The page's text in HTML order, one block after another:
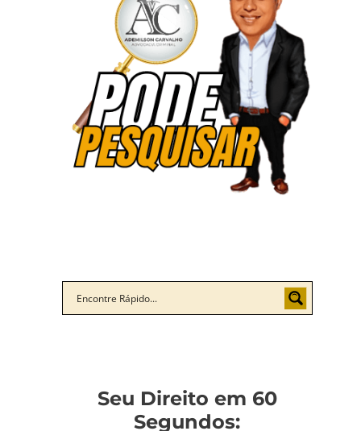
Seu Direito em 60
Segundos: